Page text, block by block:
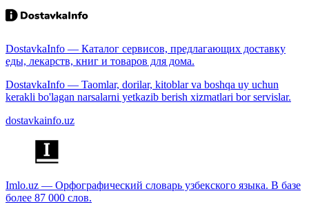
DostavkaInfo — Каталог сервисов, предлагающих доставку
еды, лекарств, книг и товаров для дома.
DostavkaInfo — Taomlar, dorilar, kitoblar va boshqa uy uchun
kerakli bo'lagan narsalarni yetkazib berish xizmatlari bor servislar.
dostavkainfo.uz
Imlo.uz — Орфографический словарь узбекского языка. В базе
более 87 000 слов.